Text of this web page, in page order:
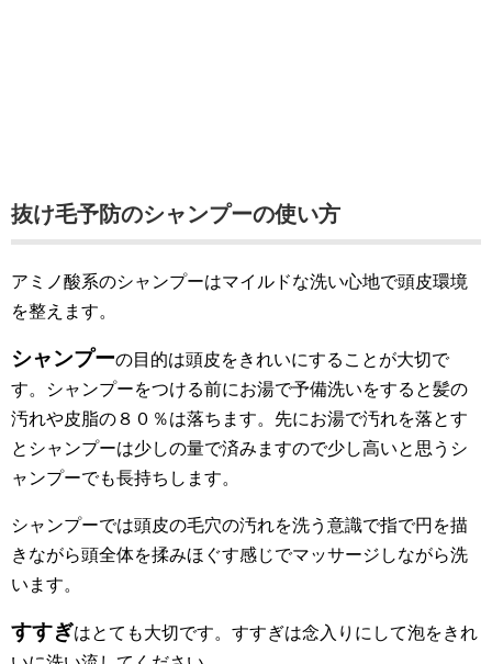
抜け毛予防のシャンプーの使い方
アミノ酸系のシャンプーはマイルドな洗い心地で頭皮環境
を整えます。
シャンプーの目的は頭皮をきれいにすることが大切で
す。シャンプーをつける前にお湯で予備洗いをすると髪の
汚れや皮脂の８０％は落ちます。先にお湯で汚れを落とす
とシャンプーは少しの量で済みますので少し高いと思うシ
ャンプーでも長持ちします。
シャンプーでは頭皮の毛穴の汚れを洗う意識で指で円を描
きながら頭全体を揉みほぐす感じでマッサージしながら洗
います。
すすぎはとても大切です。 すすぎは念入りにして泡をきれ